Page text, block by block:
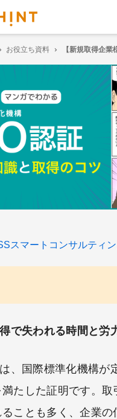
お役立ち資料 【新規取得企
で失われる時間と労
、国際標準化機構が
たした証明です。取
ことも多く、企業の
スマートコンサルティ